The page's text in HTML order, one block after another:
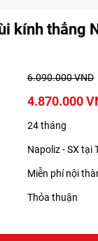
kính thẳng
6.090.000 VND
4.870.000
24 tháng
Napoliz - SX tại
Miễn phí nội
Thỏa thuận